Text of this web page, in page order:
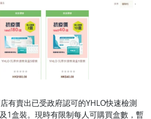
有賣出已受政府認可的YHLO快速檢測
1盒裝。現時有限制每人可購買盒數，暫